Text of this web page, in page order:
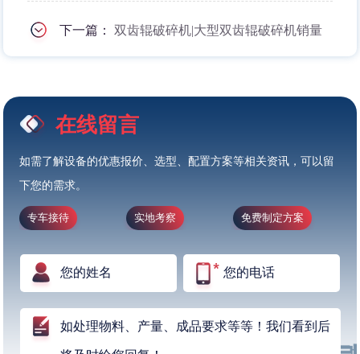
下一篇：双齿辊破碎机|大型双齿辊破碎机销量
在线留言
如需了解设备的优惠报价、选型、配置方案等相关资讯，可以留
下您的需求。
专车接待 实地考察 免费制定方案